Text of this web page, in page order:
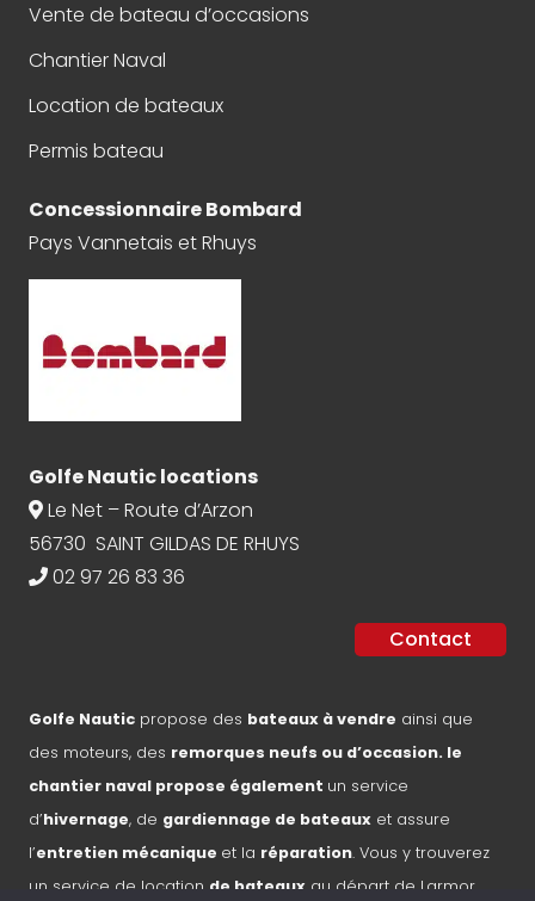
Vente de bateau d’occasions
Chantier Naval
Location de bateaux
Permis bateau
Concessionnaire Bombard
Pays Vannetais et Rhuys
Golfe Nautic locations
Le Net – Route d’Arzon
56730 SAINT GILDAS DE RHUYS
02 97 26 83 36
Contact
Golfe Nautic propose des bateaux à vendre ainsi que
des moteurs, des remorques neufs ou d’occasion. le
chantier naval propose également un service
d’hivernage, de gardiennage de bateaux et assure
l’entretien mécanique et la réparation. Vous y trouverez
un service de location de bateaux au départ de Larmor